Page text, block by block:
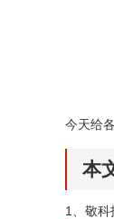
今天给
本
1、 敬科